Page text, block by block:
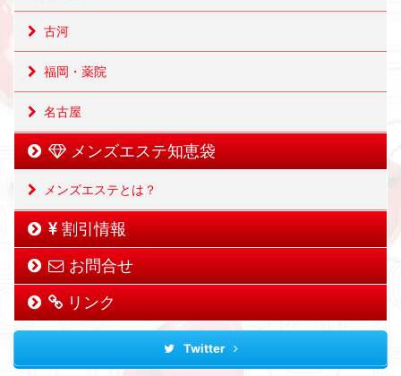
古河
福岡・薬院
名古屋
メンズエステ知恵袋
メンズエステとは？
割引情報
お問合せ
リンク
Twitter